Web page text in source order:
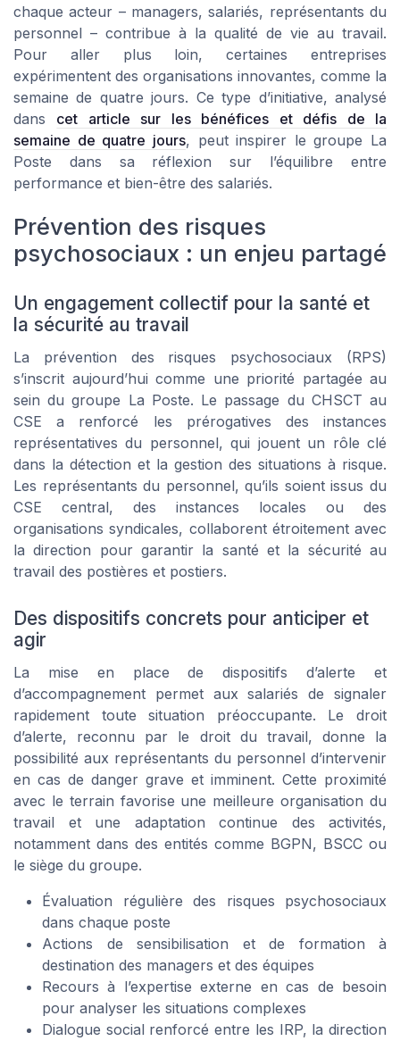
chaque acteur – managers, salariés, représentants du
personnel – contribue à la qualité de vie au travail.
Pour aller plus loin, certaines entreprises
expérimentent des organisations innovantes, comme la
semaine de quatre jours. Ce type d’initiative, analysé
dans cet article sur les bénéfices et défis de la
semaine de quatre jours, peut inspirer le groupe La
Poste dans sa réflexion sur l’équilibre entre
performance et bien-être des salariés.
Prévention des risques
psychosociaux : un enjeu partagé
Un engagement collectif pour la santé et
la sécurité au travail
La prévention des risques psychosociaux (RPS)
s’inscrit aujourd’hui comme une priorité partagée au
sein du groupe La Poste. Le passage du CHSCT au
CSE a renforcé les prérogatives des instances
représentatives du personnel, qui jouent un rôle clé
dans la détection et la gestion des situations à risque.
Les représentants du personnel, qu’ils soient issus du
CSE central, des instances locales ou des
organisations syndicales, collaborent étroitement avec
la direction pour garantir la santé et la sécurité au
travail des postières et postiers.
Des dispositifs concrets pour anticiper et
agir
La mise en place de dispositifs d’alerte et
d’accompagnement permet aux salariés de signaler
rapidement toute situation préoccupante. Le droit
d’alerte, reconnu par le droit du travail, donne la
possibilité aux représentants du personnel d’intervenir
en cas de danger grave et imminent. Cette proximité
avec le terrain favorise une meilleure organisation du
travail et une adaptation continue des activités,
notamment dans des entités comme BGPN, BSCC ou
le siège du groupe.
Évaluation régulière des risques psychosociaux
dans chaque poste
Actions de sensibilisation et de formation à
destination des managers et des équipes
Recours à l’expertise externe en cas de besoin
pour analyser les situations complexes
Dialogue social renforcé entre les IRP, la direction